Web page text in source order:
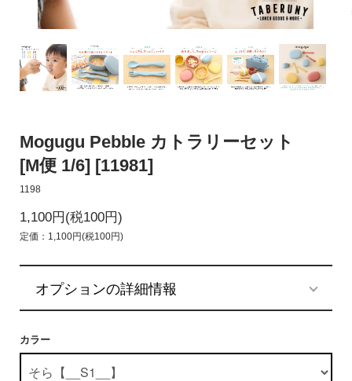
Mogugu Pebble カトラリーセット
[M便 1/6] [11981]
1198
1,100円(税100円)
定価：1,100円(税100円)
オプションの詳細情報
カラー